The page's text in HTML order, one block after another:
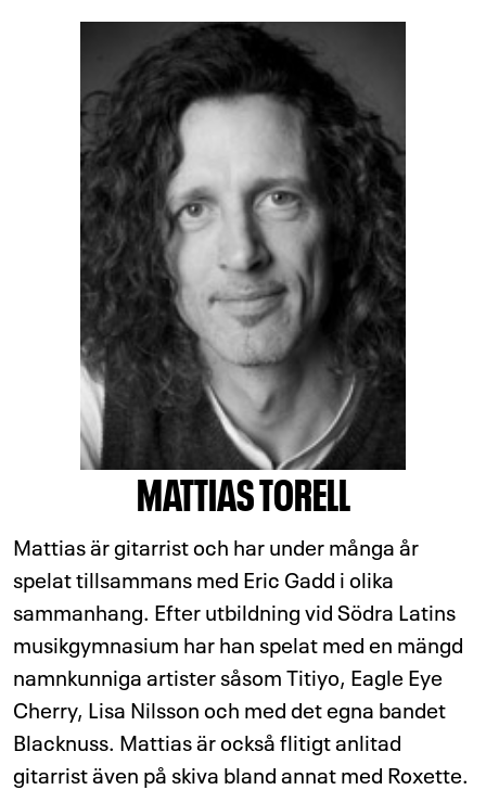
MATTIAS TORELL
Mattias är gitarrist och har under många år
spelat tillsammans med Eric Gadd i olika
sammanhang. Efter utbildning vid Södra Latins
musikgymnasium har han spelat med en mängd
namnkunniga artister såsom Titiyo, Eagle Eye
Cherry, Lisa Nilsson och med det egna bandet
Blacknuss. Mattias är också flitigt anlitad
gitarrist även på skiva bland annat med Roxette.